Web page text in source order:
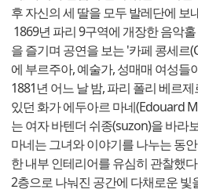
후 자신의 세 딸을 모두 발레단에 보
1869년 파리 9구역에 개장한 음악
을 즐기며 공연을 보는 '카페 콩세르
에 부르주아, 예술가, 성매매 여성들
1881년 어느 날 밤, 파리 폴리 베르
있던 화가 에두아르 마네(Edouard
는 여자 바텐더 쉬종(suzon)을 바라
마네는 그녀와 이야기를 나누는 동
한 내부 인테리어를 유심히 관찰했
2층으로 나눠진 공간에 다채로운 빛